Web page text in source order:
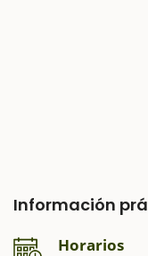
Información
Horarios